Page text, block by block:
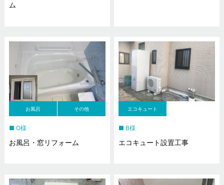
ム
お風呂 その他
O様
お風呂・窓リフォーム
エコキュート
B様
エコキュート設置工事